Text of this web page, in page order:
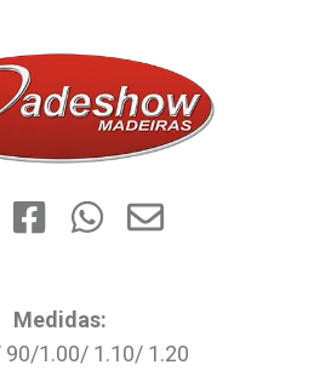
Medidas:
1.00/ 1.10/ 1.20